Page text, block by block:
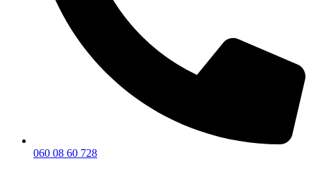
060 08 60 728